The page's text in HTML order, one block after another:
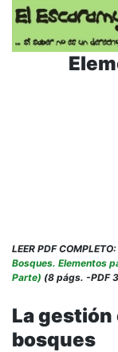
LEER PDF COMPLETO:
Bosques. Elementos
Parte) (8 págs. -PDF
La
bosques